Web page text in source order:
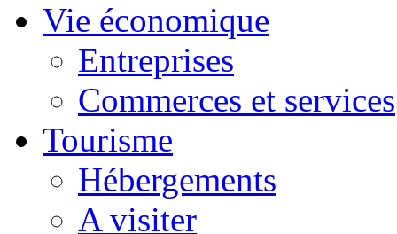
Vie économique
Entreprises
Commerces et services
Tourisme
Hébergements
A visiter